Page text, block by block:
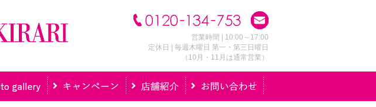
営業時間 | 10:00～17:00
定休日 | 毎週木曜日 第一・第三日曜日
（10月・11月は通常営業）